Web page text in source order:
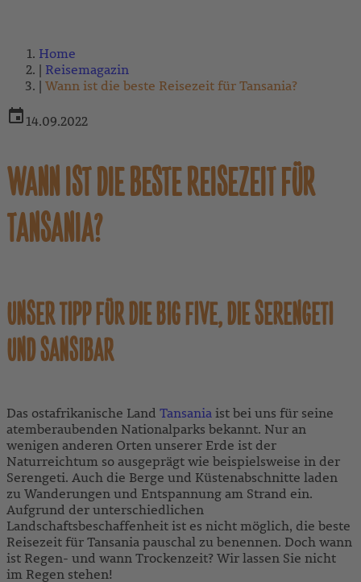
Home
Reisemagazin
Wann ist die beste Reisezeit für Tansania?
14.09.2022
WANN IST DIE BESTE REISEZEIT FÜR
TANSANIA?
UNSER TIPP FÜR DIE BIG FIVE, DIE SERENGETI
UND SANSIBAR
Das ostafrikanische Land Tansaniaist bei uns für seine
atemberaubenden Nationalparks bekannt. Nur an
wenigen anderen Orten unserer Erde ist der
Naturreichtum so ausgeprägt wie beispielsweise in der
Serengeti. Auch die Berge und Küstenabschnitte laden
zu Wanderungen und Entspannung am Strand ein.
Aufgrund der unterschiedlichen
Landschaftsbeschaffenheit ist es nicht möglich, die beste
Reisezeit für Tansania pauschal zu benennen. Doch wann
ist Regen- und wann Trockenzeit? Wir lassen Sie nicht
im Regen stehen!